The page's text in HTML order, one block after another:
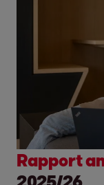
Rapport
2025/26